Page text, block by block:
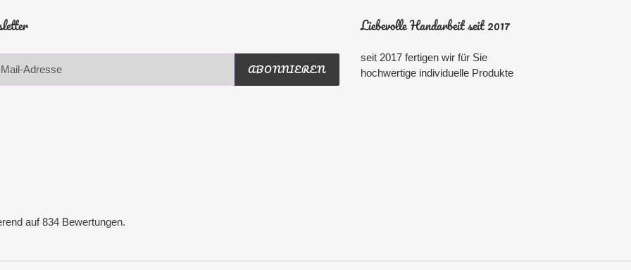
ABONNIEREN
Liebevolle Handarbeit seit 2017
seit 2017 fertigen wir für Sie
hochwertige individuelle Produkte
auf 834 Bewertungen.